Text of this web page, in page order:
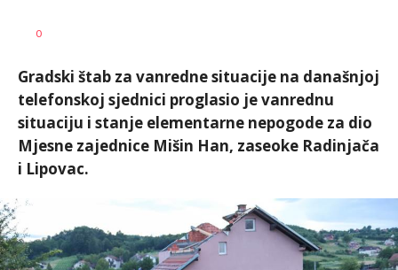
AUTOR
0
Gradski štab za vanredne situacije na današnjoj
telefonskoj sjednici proglasio je vanrednu
situaciju i stanje elementarne nepogode za dio
Mjesne zajednice Mišin Han, zaseoke Radinjača
i Lipovac.